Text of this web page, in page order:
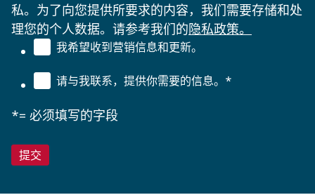
私。为了向您提供所要求的内容，我们需要存储和处
理您的个人数据。请参考我们的隐私政策。
我希望收到营销信息和更新。
请与我联系，提供你需要的信息。 *
*= 必须填写的字段